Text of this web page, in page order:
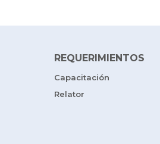
REQUERIMIENTOS
Capacitación
Relator